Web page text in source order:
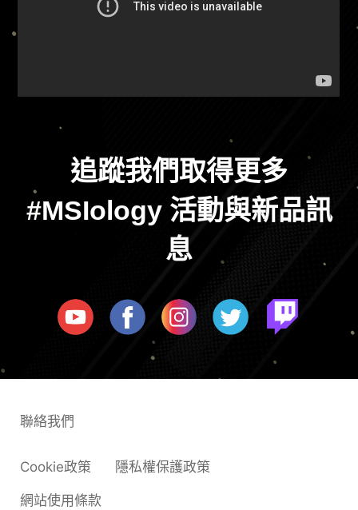
追蹤我們取得更多
#MSIology 活動與新品訊
息
Cookie政策 隱私權保護政策
網站使用條款
聯絡我們